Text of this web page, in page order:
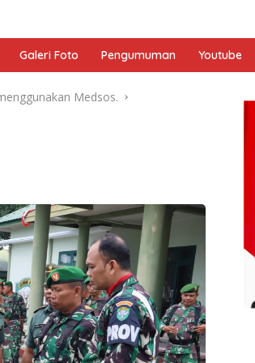
Galeri Foto Pengumuman Youtube
Medsos.